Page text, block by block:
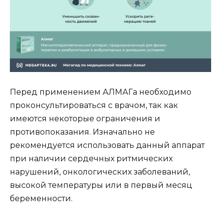
Перед применением АЛМАГа необходимо
проконсультироваться с врачом, так как
имеются некоторые ограничения и
противопоказания. Изначально не
рекомендуется использовать данный аппарат
при наличии сердечных ритмических
нарушений, онкологических заболеваний,
высокой температуры или в первый месяц
беременности.